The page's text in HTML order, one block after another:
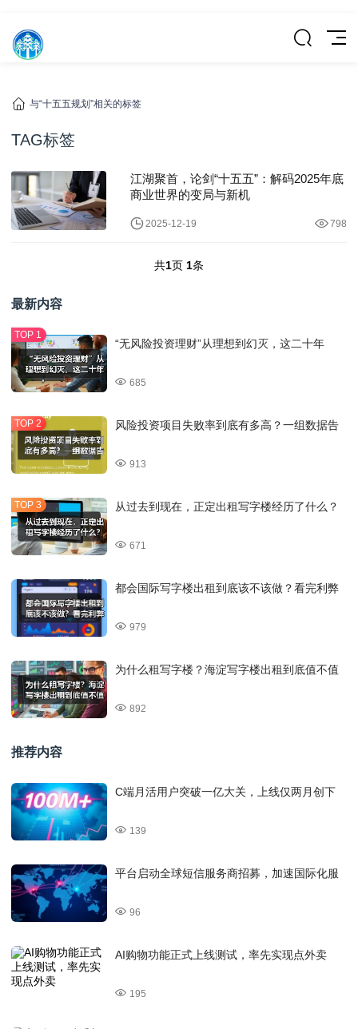
与“十五五规划”相关的标签
TAG标签
江湖聚首，论剑“十五五”：解码2025年底
商业世界的变局与新机
2025-12-19 798
共1页 1条
最新内容
“无风险投资理财”从理想到幻灭，这二十年
685
风险投资项目失败率到底有多高？一组数据告
913
从过去到现在，正定出租写字楼经历了什么？
671
都会国际写字楼出租到底该不该做？看完利弊
979
为什么租写字楼？海淀写字楼出租到底值不值
892
推荐内容
C端月活用户突破一亿大关，上线仅两月创下
139
平台启动全球短信服务商招募，加速国际化服
96
AI购物功能正式上线测试，率先实现点外卖
195